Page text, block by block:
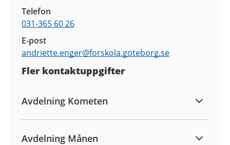
Telefon
031-365 60 26
E-post
andriette.enger@forskola.goteborg.se
Fler kontaktuppgifter
Avdelning Kometen
Avdelning Månen